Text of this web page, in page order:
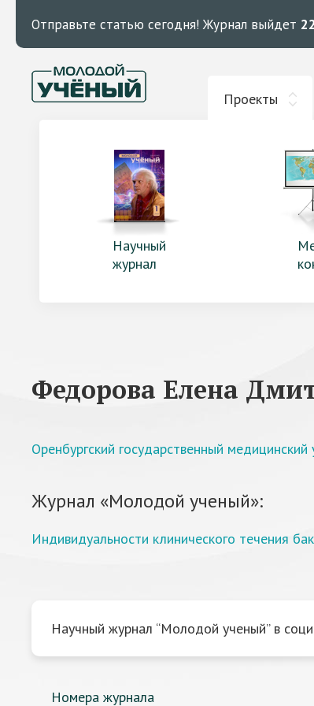
Отправьте статью сегодня! Журнал выйдет
Проекты
Научный
журнал
Федорова Елена
Оренбургский государственный медицинский
Журнал «Молодой ученый»:
Индивидуальности клинического течения
Научный журнал “Молодой ученый” в
Номера журнала